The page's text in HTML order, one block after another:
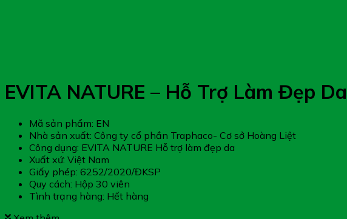
EVITA NATURE – Hỗ Trợ Làm Đẹp Da
Mã sản phẩm: EN
Nhà sản xuất: Công ty cổ phần Traphaco- Cơ sở Hoàng Liệt
Công dụng: EVITA NATURE Hỗ trợ làm đẹp da
Xuất xứ: Việt Nam
Giấy phép: 6252/2020/ĐKSP
Quy cách: Hộp 30 viên
Tình trạng hàng: Hết hàng